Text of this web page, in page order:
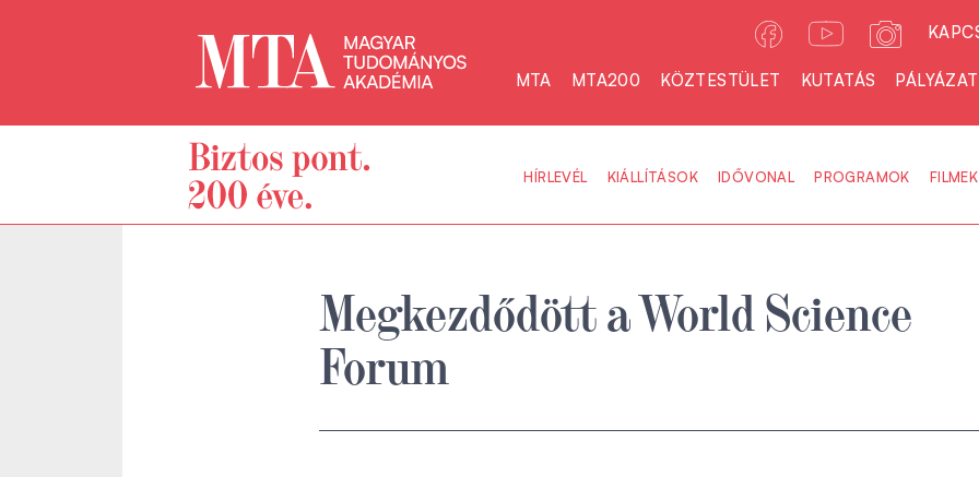
MTA MTA200 KÖZTESTÜLET KUTATÁS
HÍRLEVÉL KIÁLLÍTÁSOK IDŐVONAL PROGRAMOK FILMEK
Megkezdődött a World Science
Forum